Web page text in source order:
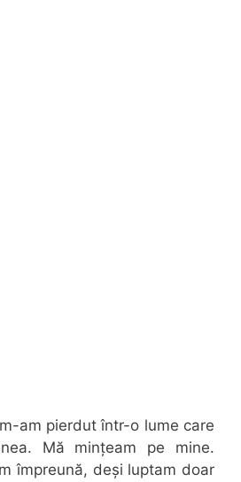
am pierdut într-o lume care
Mă mințeam pe mine.
împreună, deși luptam doar